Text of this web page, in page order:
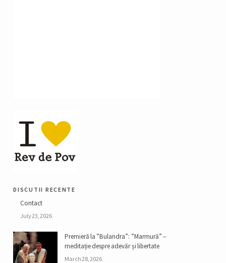
discutii recente
Contact
July 23, 2026
Premieră la ”Bulandra”: ”Marmură” –
meditație despre adevăr și libertate
March 28, 2026